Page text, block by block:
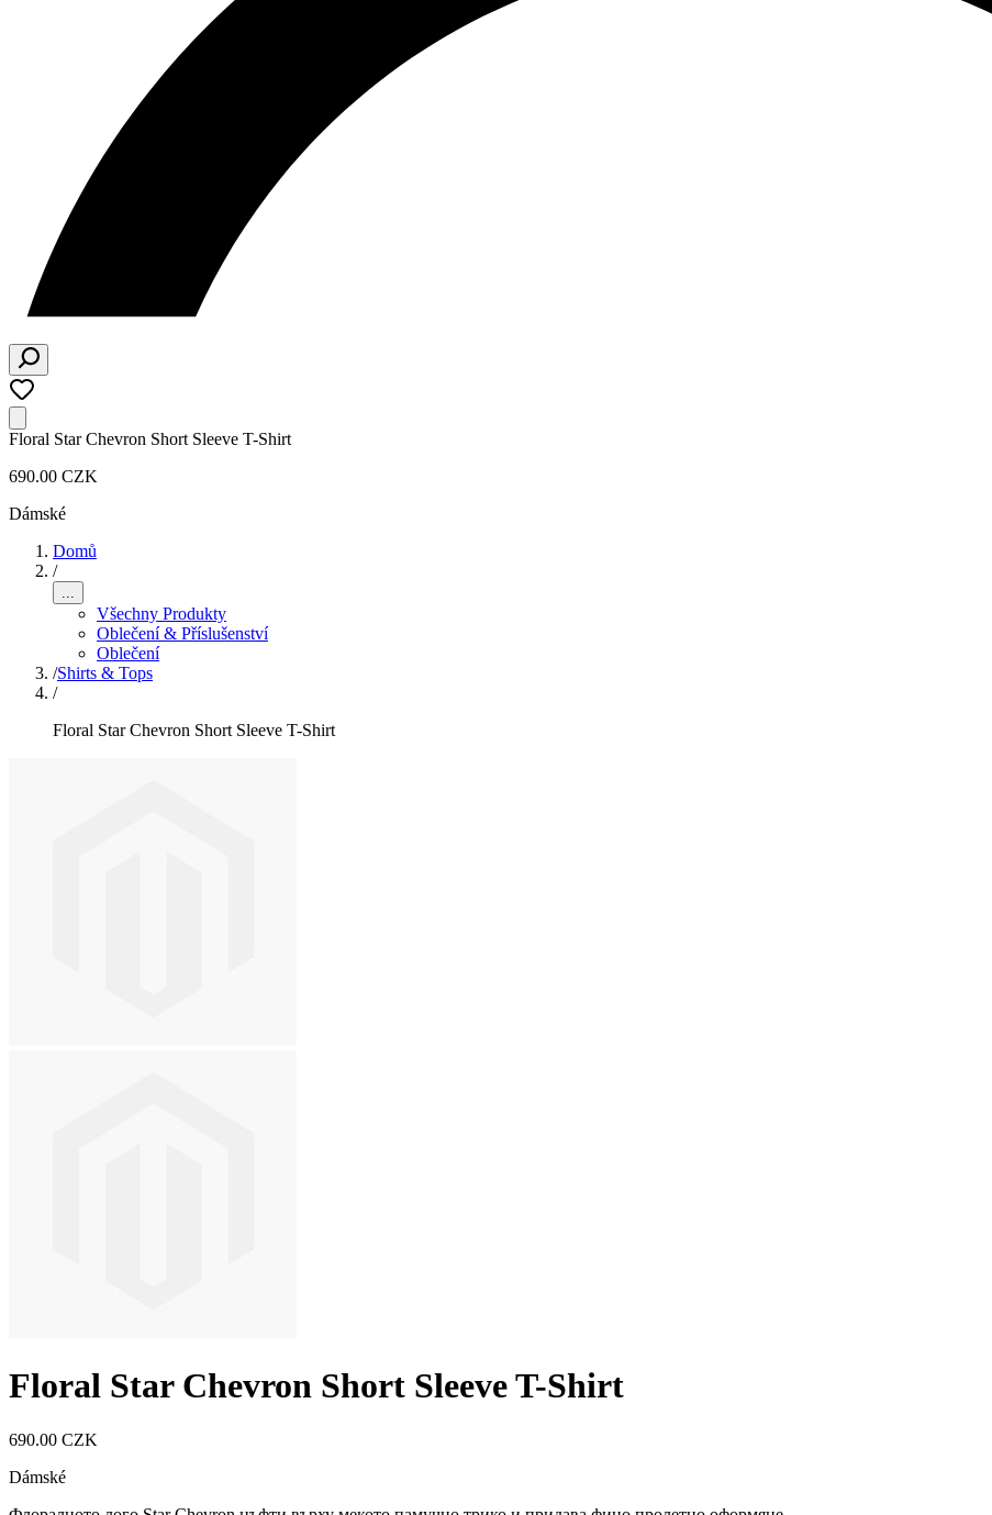
Floral Star Chevron Short Sleeve T-Shirt
690.00 CZK
Dámské
Domů
/
...
Všechny Produkty
Oblečení & Příslušenství
Oblečení
/Shirts & Tops
/
Floral Star Chevron Short Sleeve T-Shirt
Floral Star Chevron Short Sleeve T-Shirt
690.00 CZK
Dámské